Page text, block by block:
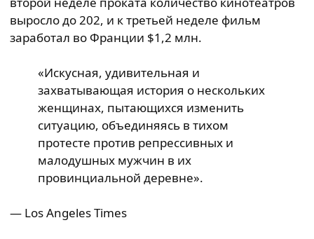
выросло до 202, и к третьей неделе фильм
заработал во Франции $1,2 млн.
«Искусная, удивительная и
захватывающая история о нескольких
женщинах, пытающихся изменить
ситуацию, объединяясь в тихом
протесте против репрессивных и
малодушных мужчин в их
провинциальной деревне».
— Los Angeles Times